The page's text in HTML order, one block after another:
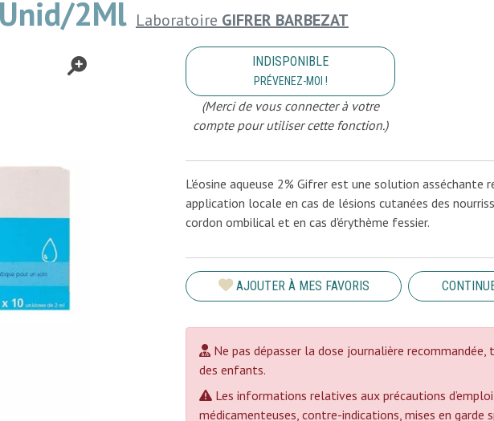
2Ml Laboratoire GIFRER BARBEZAT
INDISPONIBLE
PRÉVENEZ-MOI !
(Merci de vous connecter à votre
compte pour utiliser cette fonction.)
L'éosine aqueuse 2% Gifrer est une solution asséchante
application locale en cas de lésions cutanées des
cordon ombilical et en cas d'érythème fessier.
AJOUTER À MES FAVORIS
Ne pas dépasser la dose journalière recommandée,
des enfants.
Les informations relatives aux précautions
médicamenteuses, contre-indications, mises en garde